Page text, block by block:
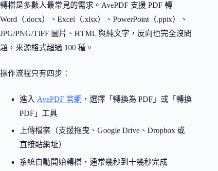
轉檔是多數人最常見的需求。AvePDF 支援 PDF 轉
Word（.docx）、Excel（.xlsx）、PowerPoint（.pptx）、
JPG/PNG/TIFF 圖片、HTML 與純文字，反向也完全沒問
題，來源格式超過 100 種。
操作流程只有四步：
進入 AvePDF 官網 ，選擇「轉換為 PDF」或「轉換
PDF」工具
上傳檔案（支援拖曳、Google Drive、Dropbox 或
直接貼網址）
系統自動開始轉檔，通常幾秒到十幾秒完成